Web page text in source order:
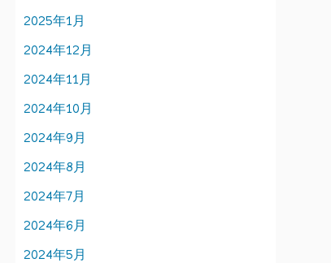
2025年1月
2024年12月
2024年11月
2024年10月
2024年9月
2024年8月
2024年7月
2024年6月
2024年5月